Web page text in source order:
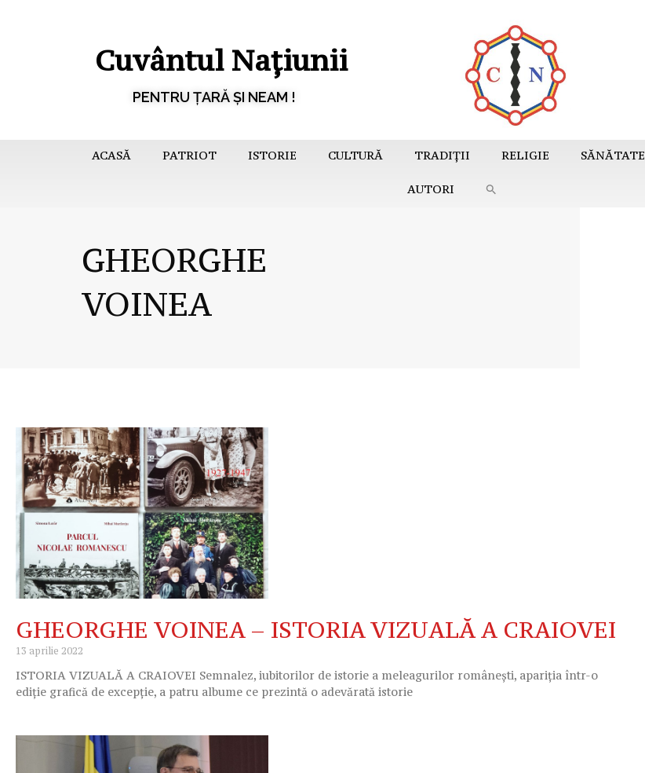
Cuvântul Națiunii
PENTRU ȚARĂ ȘI NEAM !
ACASĂ PATRIOT ISTORIE CULTURĂ TRADIȚII RELIGIE SĂNĂTATE
AUTORI
GHEORGHE
VOINEA
GHEORGHE VOINEA – ISTORIA VIZUALĂ A CRAIOVEI
13 aprilie 2022
ISTORIA VIZUALĂ A CRAIOVEI Semnalez, iubitorilor de istorie a meleagurilor românești, apariția într-o
ediție grafică de excepție, a patru albume ce prezintă o adevărată istorie